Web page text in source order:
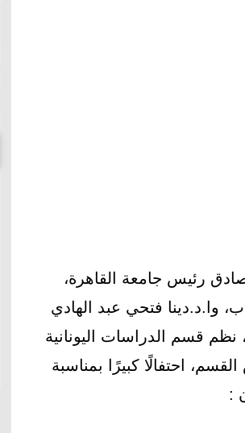
رئيس جامعة القاهرة،
وا.د.دينا فتحي عبد الهادي
نظم قسم الدراسات اليونانية
احتفالًا كبيرًا بمناسبة
: